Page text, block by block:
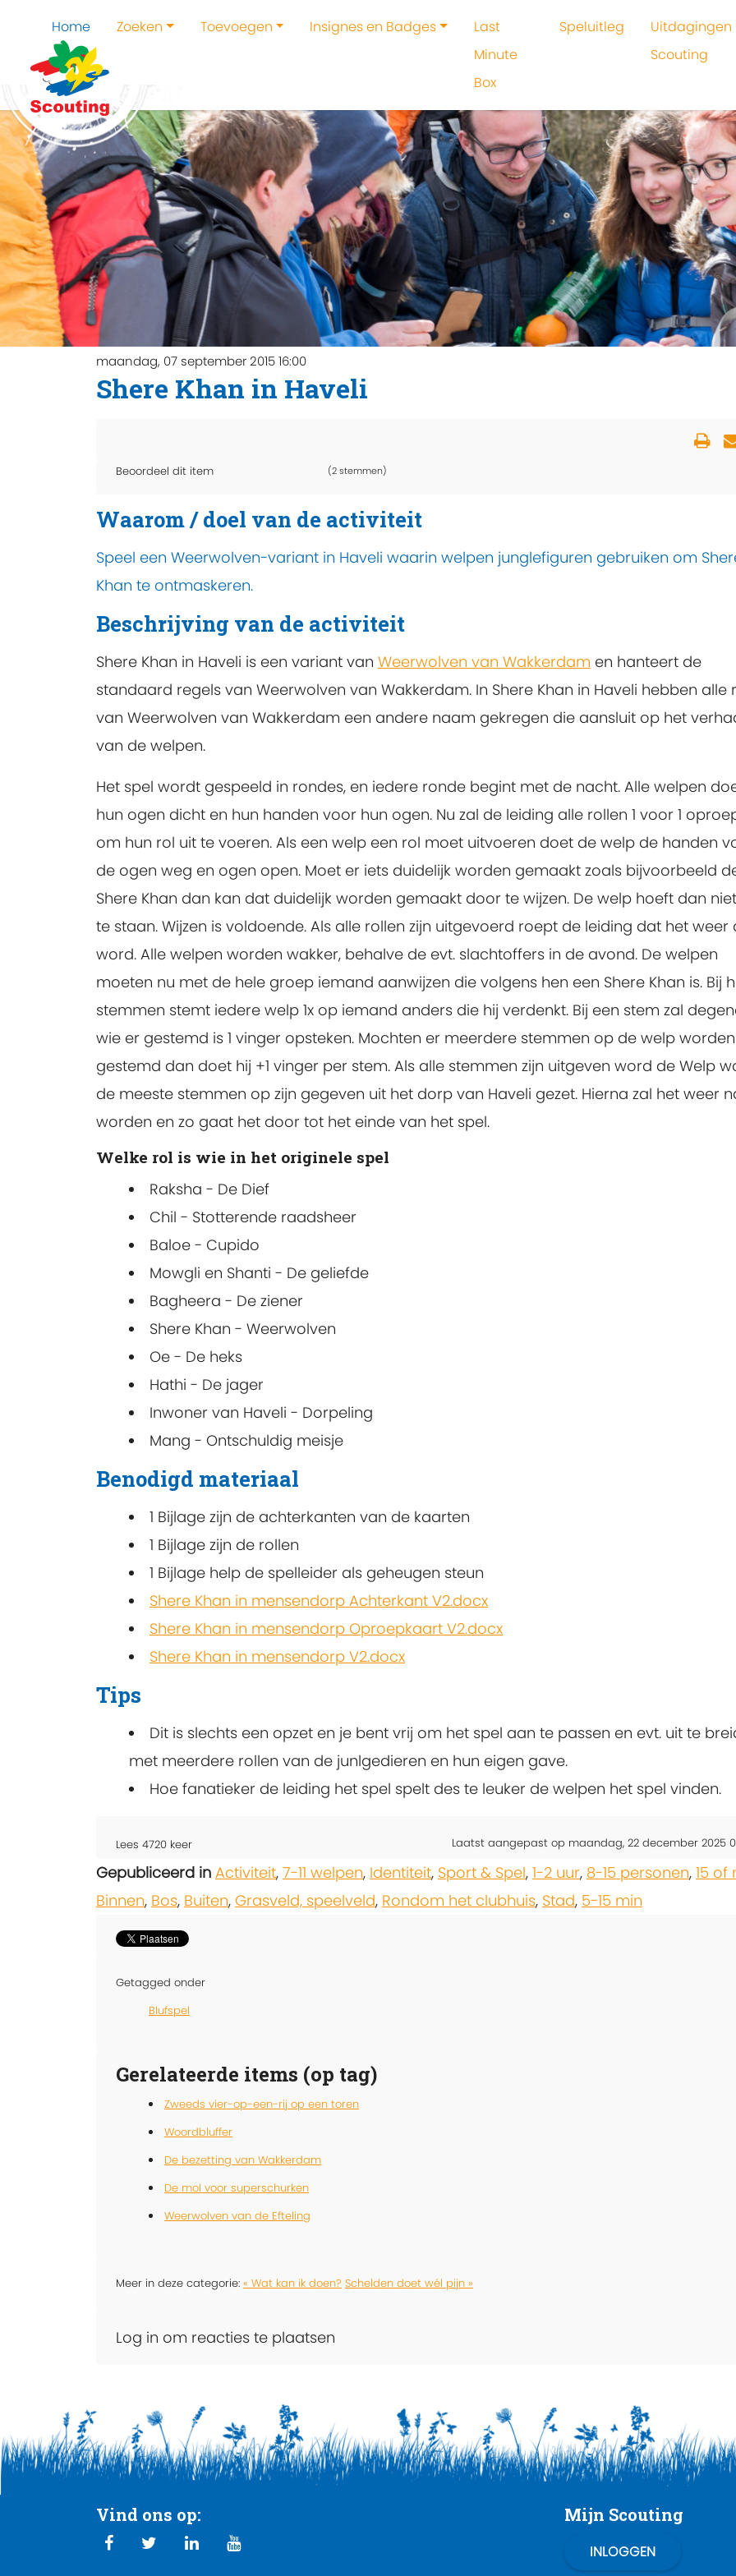
Home Zoeken Toevoegen Insignes en Badges
Last
Minute
Box
Speluitleg
Uitdagingen
Scouting
maandag, 07 september 2015 16:00
Shere Khan in Haveli
Beoordeel dit item (2 stemmen)
Waarom / doel van de activiteit
Speel een Weerwolven-variant in Haveli waarin welpen junglefiguren gebruiken om
Khan te ontmaskeren.
Beschrijving van de activiteit
Shere Khan in Haveli is een variant van Weerwolven van Wakkerdam en hanteert de
standaard regels van Weerwolven van Wakkerdam. In Shere Khan in Haveli hebben alle
van Weerwolven van Wakkerdam een andere naam gekregen die aansluit op het
van de welpen.
Het spel wordt gespeeld in rondes, en iedere ronde begint met de nacht. Alle welpen
hun ogen dicht en hun handen voor hun ogen. Nu zal de leiding alle rollen 1 voor 1
om hun rol uit te voeren. Als een welp een rol moet uitvoeren doet de welp de handen
de ogen weg en ogen open. Moet er iets duidelijk worden gemaakt zoals bijvoorbeeld
Shere Khan dan kan dat duidelijk worden gemaakt door te wijzen. De welp hoeft dan
te staan. Wijzen is voldoende. Als alle rollen zijn uitgevoerd roept de leiding dat het weer
word. Alle welpen worden wakker, behalve de evt. slachtoffers in de avond. De welpen
moeten nu met de hele groep iemand aanwijzen die volgens hen een Shere Khan is. Bij
stemmen stemt iedere welp 1x op iemand anders die hij verdenkt. Bij een stem zal
wie er gestemd is 1 vinger opsteken. Mochten er meerdere stemmen op de welp worden
gestemd dan doet hij +1 vinger per stem. Als alle stemmen zijn uitgeven word de Welp
de meeste stemmen op zijn gegeven uit het dorp van Haveli gezet. Hierna zal het weer
worden en zo gaat het door tot het einde van het spel.
Welke rol is wie in het originele spel
Raksha - De Dief
Chil - Stotterende raadsheer
Baloe - Cupido
Mowgli en Shanti - De geliefde
Bagheera - De ziener
Shere Khan - Weerwolven
Oe - De heks
Hathi - De jager
Inwoner van Haveli - Dorpeling
Mang - Ontschuldig meisje
Benodigd materiaal
1 Bijlage zijn de achterkanten van de kaarten
1 Bijlage zijn de rollen
1 Bijlage help de spelleider als geheugen steun
Shere Khan in mensendorp Achterkant V2.docx
Shere Khan in mensendorp Oproepkaart V2.docx
Shere Khan in mensendorp V2.docx
Tips
Dit is slechts een opzet en je bent vrij om het spel aan te passen en evt. uit te
met meerdere rollen van de junlgedieren en hun eigen gave.
Hoe fanatieker de leiding het spel spelt des te leuker de welpen het spel vinden.
Lees 4720 keer Laatst aangepast op maandag, 22 december 2025
Gepubliceerd in Activiteit, 7-11 welpen, Identiteit, Sport & Spel, 1-2 uur, 8-15 personen, 15 of
Binnen, Bos, Buiten, Grasveld, speelveld, Rondom het clubhuis, Stad, 5-15 min
Getagged onder
Blufspel
Gerelateerde items (op tag)
Zweeds vier-op-een-rij op een toren
Woordbluffer
De bezetting van Wakkerdam
De mol voor superschurken
Weerwolven van de Efteling
Meer in deze categorie: « Wat kan ik doen? Schelden doet wél pijn »
Log in om reacties te plaatsen
Vind ons op: Mijn Scouting